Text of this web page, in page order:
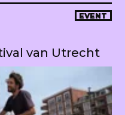
EVENT
van Utrecht